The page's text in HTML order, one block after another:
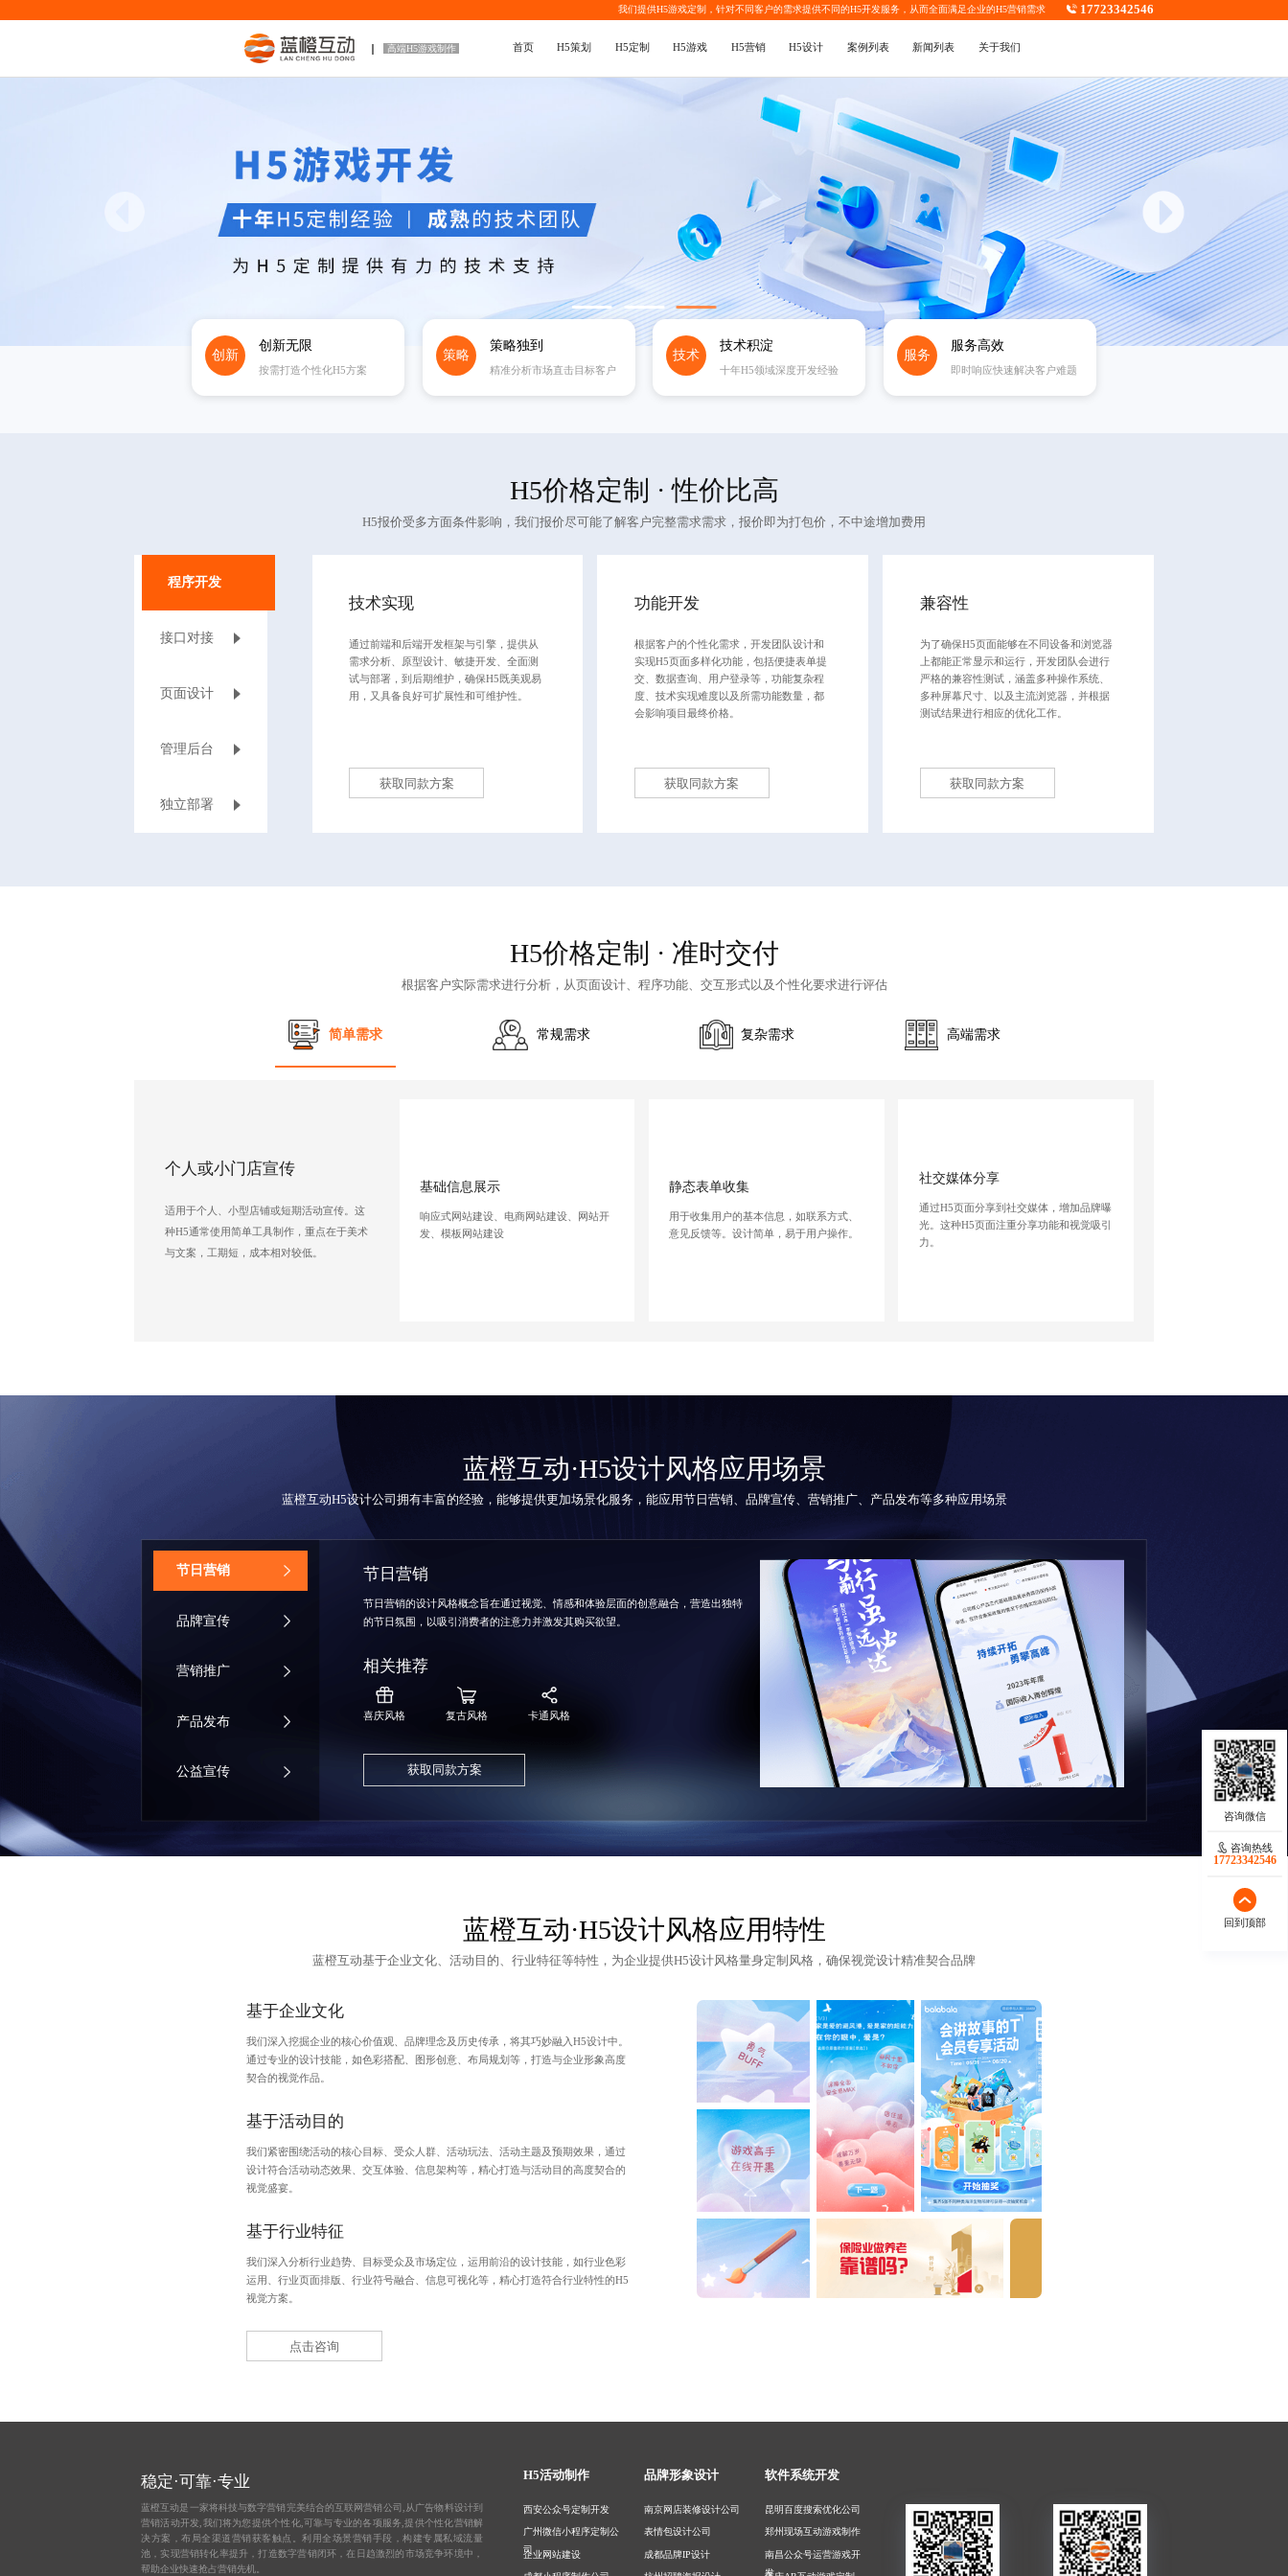
我们提供H5游戏定制 ，针对不同客户的需求提供不同的H5开发服务，从而全面满足企业的H5营销需求 17723342546
高端H5游戏制作 首页 H5策划 H5定制 H5游戏 H5营销 H5设计 案例列表 新闻列表 关于我们
创新
创新无限
按需打造个性化H5方案
策略
策略独到
精准分析市场直击目标客户
技术
技术积淀
十年H5领域深度开发经验
服务
服务高效
即时响应快速解决客户难题
H5价格定制 · 性价比高
H5报价受多方面条件影响，我们报价尽可能了解客户完整需求需求，报价即为打包价，不中途增加费用
程序开发
接口对接
页面设计
管理后台
独立部署
技术实现
通过前端和后端开发框架与引擎，提供从
需求分析、原型设计、敏捷开发、全面测
试与部署，到后期维护，确保H5既美观易
用，又具备良好可扩展性和可维护性。
获取同款方案
功能开发
根据客户的个性化需求，开发团队设计和
实现H5页面多样化功能，包括便捷表单提
交、数据查询、用户登录等，功能复杂程
度、技术实现难度以及所需功能数量，都
会影响项目最终价格。
获取同款方案
兼容性
为了确保H5页面能够在不同设备和浏览器
上都能正常显示和运行，开发团队会进行
严格的兼容性测试，涵盖多种操作系统、
多种屏幕尺寸、以及主流浏览器，并根据
测试结果进行相应的优化工作。
获取同款方案
H5价格定制 · 准时交付
根据客户实际需求进行分析，从页面设计、程序功能、交互形式以及个性化要求进行评估
简单需求 常规需求 复杂需求 高端需求
个人或小门店宣传
适用于个人、小型店铺或短期活动宣传。这
种H5通常使用简单工具制作，重点在于美术
与文案，工期短，成本相对较低。
基础信息展示
响应式网站建设、电商网站建设、网站开
发、模板网站建设
静态表单收集
用于收集用户的基本信息，如联系方式、
意见反馈等。设计简单，易于用户操作。
社交媒体分享
通过H5页面分享到社交媒体，增加品牌曝
光。这种H5页面注重分享功能和视觉吸引
力。
蓝橙互动·H5设计风格应用场景
蓝橙互动H5设计公司 拥有丰富的经验，能够提供更加场景化服务，能应用节日营销、品牌宣传、营销推广、产品发布等多种应用场景
‌节日营销
品牌宣传
营销推广
产品发布
公益宣传
节日营销
节日营销的设计风格概念旨在通过视觉、情感和体验层面的创意融合，营造出独特
的节日氛围，以吸引消费者的注意力并激发其购买欲望。
相关推荐
喜庆风格 复古风格 卡通风格
获取同款方案
蓝橙互动·H5设计风格应用特性
蓝橙互动基于企业文化、活动目的、行业特征等特性，为企业提供H5设计风格量身定制风格，确保视觉设计精准契合品牌
基于企业文化
我们深入挖掘企业的核心价值观、品牌理念及历史传承，将其巧妙融入H5设计中。
通过专业的设计技能，如色彩搭配、图形创意、布局规划等，打造与企业形象高度
契合的视觉作品。
基于活动目的
我们紧密围绕活动的核心目标、受众人群、活动玩法、活动主题及预期效果，通过
设计符合活动动态效果、交互体验、信息架构等，精心打造与活动目的高度契合的
视觉盛宴。
基于行业特征
我们深入分析行业趋势、目标受众及市场定位，运用前沿的设计技能，如行业色彩
运用、行业页面排版、行业符号融合、信息可视化等，精心打造符合行业特性的H5
视觉方案。
点击咨询
咨询热线
17723342546
回到顶部
稳定·可靠·专业
蓝橙互动是一家将科技与数字营销完美结合的互联网营销公司,从广告物料设计到
营销活动开发,我们将为您提供个性化,可靠与专业的各项服务,提供个性化营销解
决方案，布局全渠道营销获客触点。利用全场景营销手段，构建专属私域流量
池，实现营销转化率提升，打造数字营销闭环，在日趋激烈的市场竞争环境中，
帮助企业快速抢占营销先机。
H5活动制作
西安公众号定制开发
广州微信小程序定制公
司
企业网站建设
品牌形象设计
南京网店装修设计公司
表情包设计公司
成都品牌IP设计
软件系统开发
昆明百度搜索优化公司
郑州现场互动游戏制作
南昌公众号运营游戏开
发